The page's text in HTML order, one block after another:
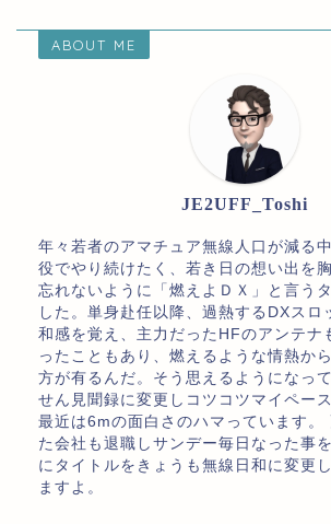
ABOUT ME
JE2UFF_Toshi
年々若者のアマチュア無線人口が減る
役でやり続けたく、若き日の想い出を
忘れないように「燃えよＤＸ」と言う
した。単身赴任以降、過熱するDXスロ
和感を覚え、主力だったHFのアンテナ
ったこともあり、燃えるような情熱か
方が有るんだ。そう思えるようになっ
せん見聞録に変更しコツコツマイペー
最近は6mの面白さのハマっています。
た会社も退職しサンデー毎日なった事
にタイトルをきょうも無線日和に変更
ますよ。